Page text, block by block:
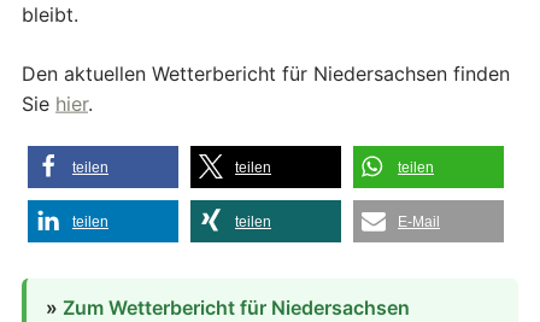
bleibt.
Den aktuellen Wetterbericht für Niedersachsen finden
Sie hier.
teilen teilen teilen
teilen teilen E-Mail
» Zum Wetterbericht für Niedersachsen